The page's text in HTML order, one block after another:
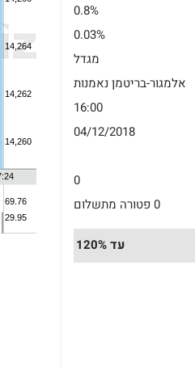
0.8%
0.03%
מגדל
אלמגור-בריטמן נאמנות
16:00
04/12/2018
0
0 פטורה מתשלום
עד 120%